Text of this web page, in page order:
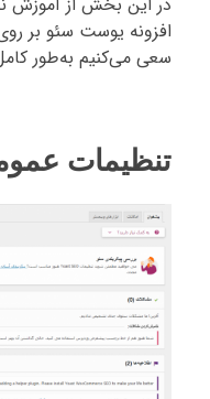
افزونه یوست سئو بر
سعی می‌کنیم به‌طور
تنظیمات